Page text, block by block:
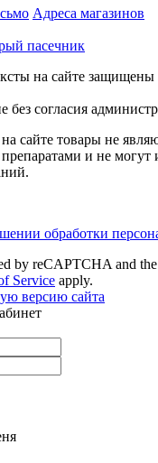
Адреса магазинов
пасечник
на сайте защищены
без согласия
сайте товары не
и не могут
обработки
by reCAPTCHA and
Service apply.
версию сайта